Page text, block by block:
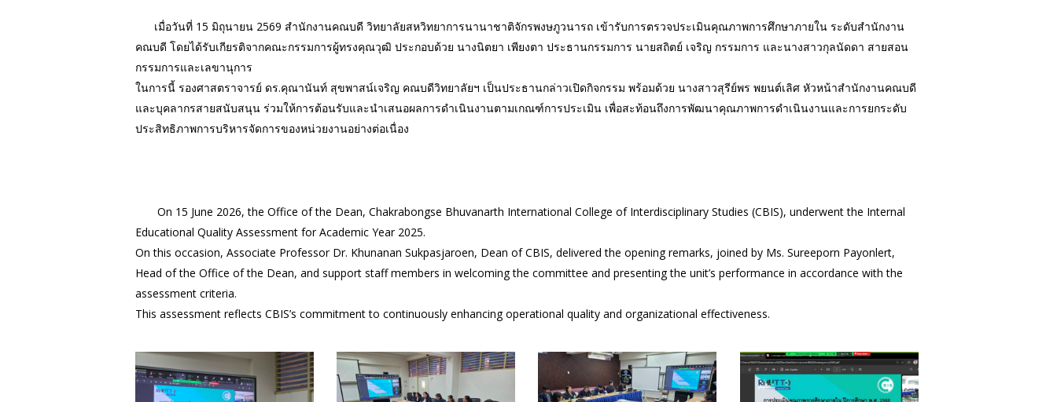
เมื่อวันที่ 15 มิถุนายน 2569 สำนักงานคณบดี วิทยาลัยสหวิทยาการนานาชาติจักรพงษภูวนารถ เข้ารับการตรวจประเมินคุณภาพการศึกษาภายใน ระดับสำนักงาน
คณบดี โดยได้รับเกียรติจากคณะกรรมการผู้ทรงคุณวุฒิ ประกอบด้วย นางนิตยา เพียงตา ประธานกรรมการ นายสถิตย์ เจริญ กรรมการ และนางสาวกุลนัดดา สายสอน
กรรมการและเลขานุการ
ในการนี้ รองศาสตราจารย์ ดร.คุณานันท์ สุขพาสน์เจริญ คณบดีวิทยาลัยฯ เป็นประธานกล่าวเปิดกิจกรรม พร้อมด้วย นางสาวสุรีย์พร พยนต์เลิศ หัวหน้าสำนักงานคณบดี
และบุคลากรสายสนับสนุน ร่วมให้การต้อนรับและนำเสนอผลการดำเนินงานตามเกณฑ์การประเมิน เพื่อสะท้อนถึงการพัฒนาคุณภาพการดำเนินงานและการยกระดับ
ประสิทธิภาพการบริหารจัดการของหน่วยงานอย่างต่อเนื่อง
On 15 June 2026, the Office of the Dean, Chakrabongse Bhuvanarth International College of Interdisciplinary Studies (CBIS), underwent the Internal
Educational Quality Assessment for Academic Year 2025.
On this occasion, Associate Professor Dr. Khunanan Sukpasjaroen, Dean of CBIS, delivered the opening remarks, joined by Ms. Sureeporn Payonlert,
Head of the Office of the Dean, and support staff members in welcoming the committee and presenting the unit’s performance in accordance with the
assessment criteria.
This assessment reflects CBIS’s commitment to continuously enhancing operational quality and organizational effectiveness.
104696_0 104697_0 104699_0